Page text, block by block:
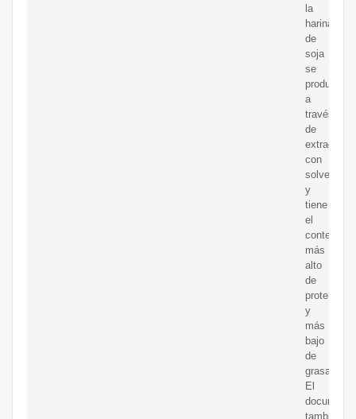
la
harina
de
soja
se
produce
a
través
de
extracción
con
solventes
y
tiene
el
contenido
más
alto
de
proteína
y
más
bajo
de
grasa.
El
documento
también